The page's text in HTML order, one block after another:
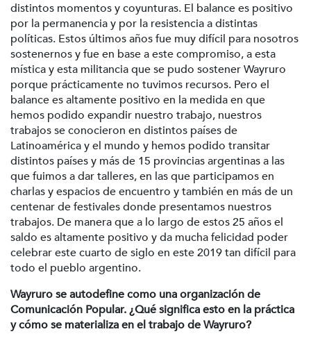
distintos momentos y coyunturas. El balance es positivo
por la permanencia y por la resistencia a distintas
políticas. Estos últimos años fue muy difícil para nosotros
sostenernos y fue en base a este compromiso, a esta
mística y esta militancia que se pudo sostener Wayruro
porque prácticamente no tuvimos recursos. Pero el
balance es altamente positivo en la medida en que
hemos podido expandir nuestro trabajo, nuestros
trabajos se conocieron en distintos países de
Latinoamérica y el mundo y hemos podido transitar
distintos países y más de 15 provincias argentinas a las
que fuimos a dar talleres, en las que participamos en
charlas y espacios de encuentro y también en más de un
centenar de festivales donde presentamos nuestros
trabajos. De manera que a lo largo de estos 25 años el
saldo es altamente positivo y da mucha felicidad poder
celebrar este cuarto de siglo en este 2019 tan difícil para
todo el pueblo argentino.
Wayruro se autodefine como una organización de
Comunicación Popular. ¿Qué significa esto en la práctica
y cómo se materializa en el trabajo de Wayruro?